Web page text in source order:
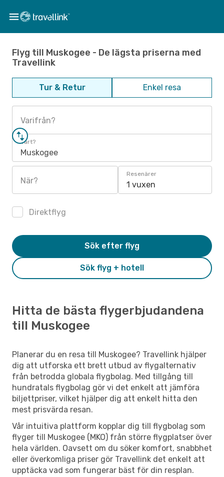
Flyg till Muskogee - De lägsta priserna med
Travellink
Tur & Retur Enkel resa
Varifrån?
Vart?
Muskogee
När?
Resenärer
1 vuxen
Direktflyg
Sök flyg + hotell
Sök efter flyg
Hitta de bästa flygerbjudandena
till Muskogee
Planerar du en resa till Muskogee? Travellink hjälper
dig att utforska ett brett utbud av flygalternativ
från betrodda globala flygbolag. Med tillgång till
hundratals flygbolag gör vi det enkelt att jämföra
biljettpriser, vilket hjälper dig att enkelt hitta den
mest prisvärda resan.
Vår intuitiva plattform kopplar dig till flygbolag som
flyger till Muskogee (MKO) från större flygplatser över
hela världen. Oavsett om du söker komfort, snabbhet
eller överkomliga priser gör Travellink det enkelt att
upptäcka vad som fungerar bäst för din resplan.